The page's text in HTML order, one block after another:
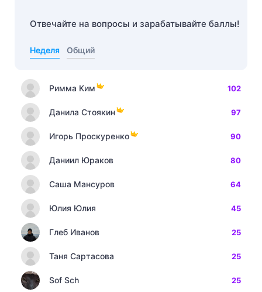
Отвечайте на вопросы и зарабатывайте баллы!
Неделя Общий
Римма Ким 102
Данила Стоякин 97
Игорь Проскуренко 90
Даниил Юраков 80
Саша Мансуров 64
Юлия Юлия 45
Глеб Иванов 25
Таня Сартасова 25
Sof Sch 25